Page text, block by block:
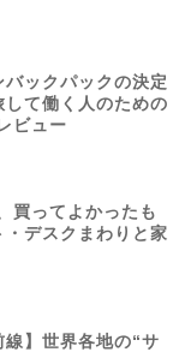
バックパックの決定
して働く人のための
ビュー
買ってよかったも
・デスクまわりと家
線】世界各地の“サ